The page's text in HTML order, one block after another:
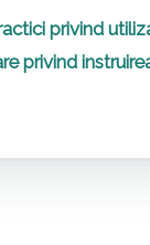
privind
privind